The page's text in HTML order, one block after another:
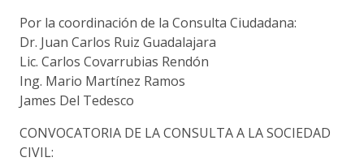
Por la coordinación de la Consulta Ciudadana:
Dr. Juan Carlos Ruiz Guadalajara
Lic. Carlos Covarrubias Rendón
Ing. Mario Martínez Ramos
James Del Tedesco
CONVOCATORIA DE LA CONSULTA A LA SOCIEDAD
CIVIL: